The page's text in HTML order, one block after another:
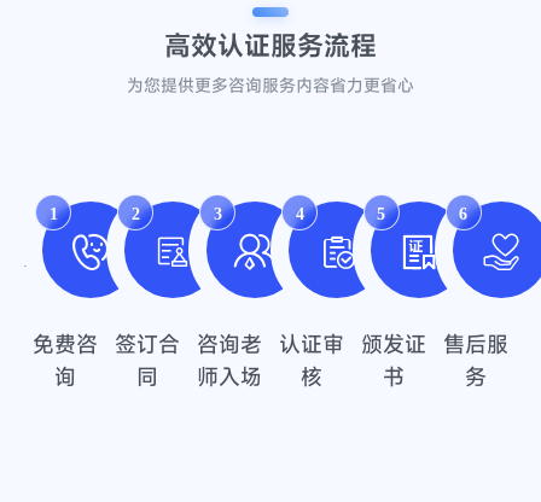
高效认证服务流程
为您提供更多咨询服务内容省力更省心
1
免费咨
询
2
签订合
同
3
咨询老
师入场
4
认证审
核
5
颁发证
书
6
售后服
务